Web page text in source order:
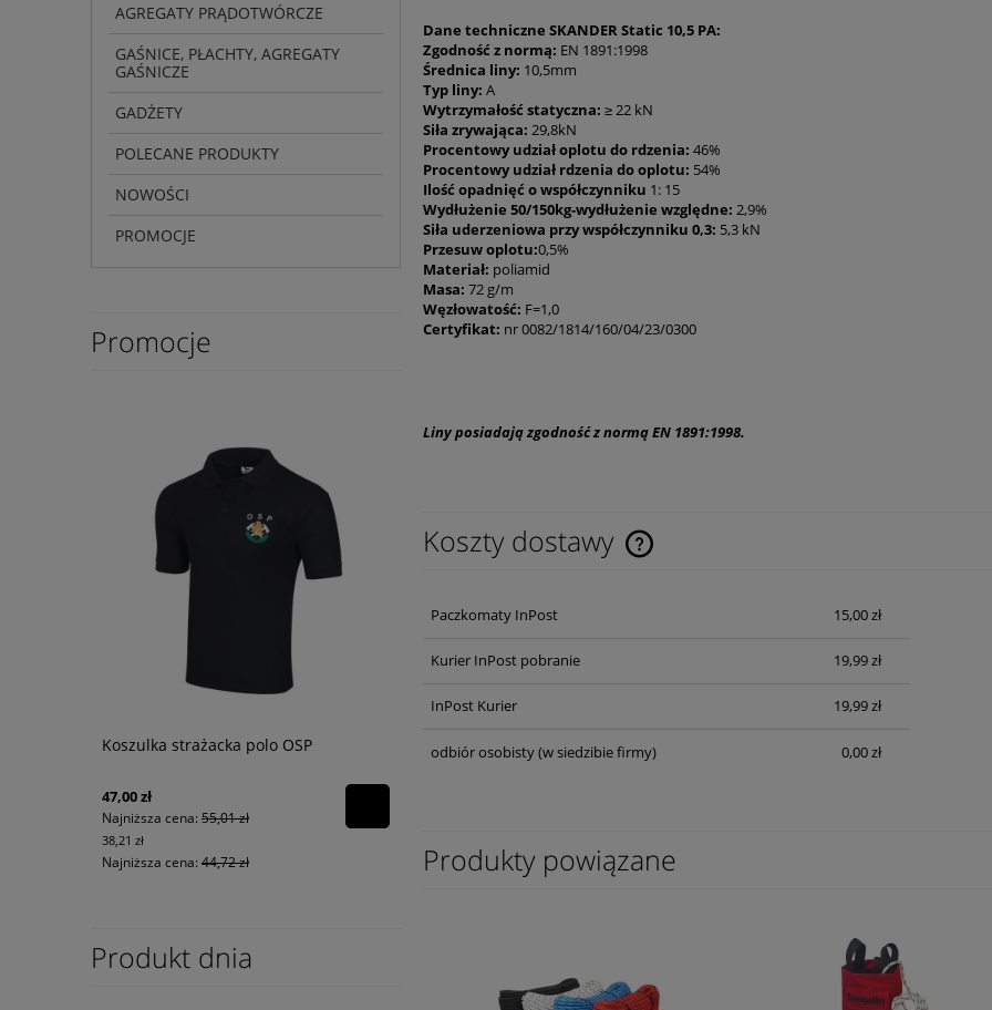
AGREGATY PRĄDOTWÓRCZE
GAŚNICE, PŁACHTY, AGREGATY
GAŚNICZE
GADŻETY
POLECANE PRODUKTY
NOWOŚCI
PROMOCJE
Promocje
Koszulka strażacka polo OSP
47,00 zł
Najniższa cena: 55,01 zł
38,21 zł
Najniższa cena: 44,72 zł
Produkt dnia
Dane techniczne SKANDER Static 10,5 PA:
Zgodność z normą: EN 1891:1998
Średnica liny: 10,5mm
Typ liny: A
Wytrzymałość statyczna: ≥ 22 kN
Siła zrywająca: 29,8kN
Procentowy udział oplotu do rdzenia: 46%
Procentowy udział rdzenia do oplotu: 54%
Ilość opadnięć o współczynniku 1: 15
Wydłużenie 50/150kg-wydłużenie względne: 2,9%
Siła uderzeniowa przy współczynniku 0,3: 5,3 kN
Przesuw oplotu:0,5%
Materiał: poliamid
Masa: 72 g/m
Węzłowatość: F=1,0
Certyfikat: nr 0082/1814/160/04/23/0300
Liny posiadają zgodność z normą EN 1891:1998.
Koszty dostawy
Paczkomaty InPost 15,00 zł
Kurier InPost pobranie 19,99 zł
InPost Kurier 19,99 zł
odbiór osobisty(w siedzibie firmy) 0,00 zł
Produkty powiązane